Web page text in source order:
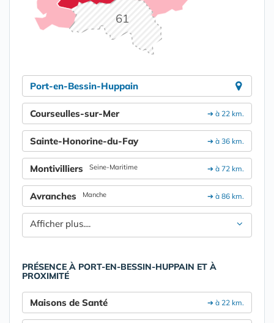
61
Port-en-Bessin-Huppain
➔ à 22 km.
Courseulles-sur-Mer
➔ à 36 km.
Sainte-Honorine-du-Fay
➔ à 72 km.
Montivilliers Seine-Maritime
➔ à 86 km.
Avranches Manche
Afficher plus....
PRÉSENCE À PORT-EN-BESSIN-HUPPAIN ET À
PROXIMITÉ
➔ à 22 km.
Maisons de Santé